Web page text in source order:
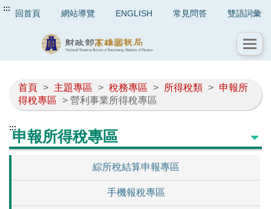
::: 回首頁 網站導覽 ENGLISH 常見問答 雙語詞彙
首頁 > 主題專區 > 稅務專區 > 所得稅類 > 申報所
得稅專區 > 營利事業所得稅專區
:::申報所得稅專區
綜所稅結算申報專區
手機報稅專區